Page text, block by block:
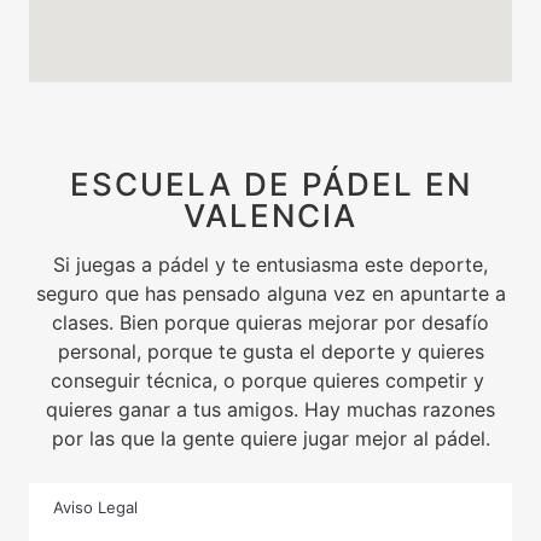
ESCUELA DE PÁDEL EN
VALENCIA
Si juegas a pádel y te entusiasma este deporte,
seguro que has pensado alguna vez en apuntarte a
clases. Bien porque quieras mejorar por desafío
personal, porque te gusta el deporte y quieres
conseguir técnica, o porque quieres competir y
quieres ganar a tus amigos. Hay muchas razones
por las que la gente quiere jugar mejor al pádel.
Aviso Legal